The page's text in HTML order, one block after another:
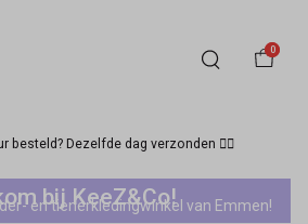
0
besteld? Dezelfde dag verzonden 🏃‍♀️
bij KeeZ&Co!
en tienerkledingwinkel van Emmen!